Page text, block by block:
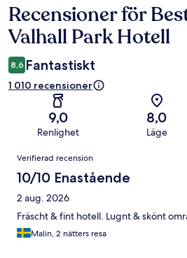
Recensioner
Recensioner för
Valhall Park Hotell
8,6 Fantastiskt
1 010 recensioner
9,0
Renlighet
8,0
Läge
Recensioner
Verifierad recension
10/10 Enastående
2 aug. 2026
Fräscht & fint hotell. Lugnt & skönt
Malin, 2 nätters resa